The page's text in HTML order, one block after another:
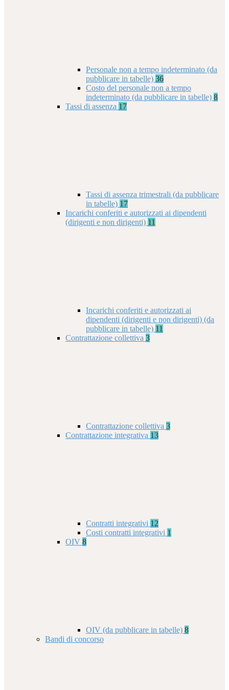
Personale non a tempo indeterminato (da
pubblicare in tabelle) 36
Costo del personale non a tempo
indeterminato (da pubblicare in tabelle) 8
Tassi di assenza 17
Tassi di assenza trimestrali (da pubblicare
in tabelle) 17
Incarichi conferiti e autorizzati ai dipendenti
(dirigenti e non dirigenti) 11
Incarichi conferiti e autorizzati ai
dipendenti (dirigenti e non dirigenti) (da
pubblicare in tabelle) 11
Contrattazione collettiva 3
Contrattazione collettiva 3
Contrattazione integrativa 13
Contratti integrativi 12
Costi contratti integrativi 1
OIV 8
OIV (da pubblicare in tabelle) 8
Bandi di concorso